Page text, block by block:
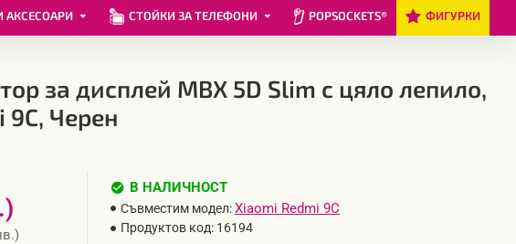
АКСЕСОАРИ СТОЙКИ ЗА ТЕЛЕФОНИ POPSOCKETS® ФИГУРКИ
за дисплей MBX 5D Slim с цяло лепило,
9C, Черен
В НАЛИЧНОСТ
Съвместим модел:Xiaomi Redmi 9C
Продуктов код: 16194